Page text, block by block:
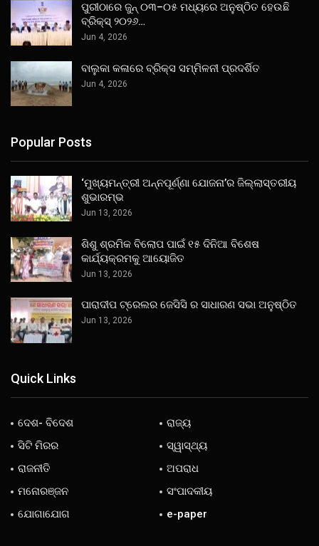
ପୁରୀଠାରେ ଜୁନ୍ ୦୩–୦୫ ମଧ୍ୟରେ ଅନୁଷ୍ଠିତ ହେଉଛି
ବ୍ରିକ୍ସ୍ ୨୦୨୬…
Jun 4, 2026
ବାଲୁକା କଳାରେ ବ୍ରିକ୍ସ ସମ୍ମିଳନୀ ପ୍ରଦର୍ଶିତ
Jun 4, 2026
Popular Posts
‘ମୁଖ୍ୟମନ୍ତ୍ରୀ ଅନ୍ନପୂର୍ଣ୍ଣା ଯୋଜନା’ର ଜିଲ୍ଲାସ୍ତରୀୟ
ଶୁଭାରମ୍ଭ
Jun 13, 2026
ଶିଶୁ ଶ୍ରମିକ ବିଲୋପ ପାଇଁ ୧୫ ଦିନିଆ ବିଶେଷ
କାର୍ଯ୍ୟକ୍ରମକୁ ଆୟୋଜିତ
Jun 13, 2026
ପାରାଦୀପ ଟ୍ରେଲର ଜେସିସି ର ସାଧାରଣ ସଭା ଅନୁଷ୍ଠିତ
Jun 13, 2026
Quick Links
ଦେଶ- ବିଦେଶ
ରାଜ୍ୟ
ସିଟି ମିରର
ସ୍ୱାସ୍ଥ୍ୟ
ରାଜନୀତି
ଅପରାଧ
ମନୋରଞ୍ଜନ
ସଂପାଦକୀୟ
ଯୋଗାଯୋଗ
e-paper